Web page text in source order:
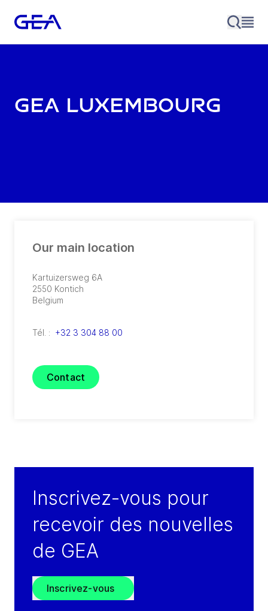
GEA Luxembourg
Our main location
Kartuizersweg 6A
2550 Kontich
Belgium
Tél. : +32 3 304 88 00
Contact
Inscrivez-vous pour
recevoir des nouvelles
de GEA
Inscrivez-vous